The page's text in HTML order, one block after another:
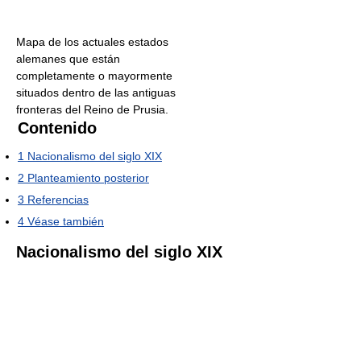
Mapa de los actuales estados
alemanes que están
completamente o mayormente
situados dentro de las antiguas
fronteras del Reino de Prusia.
Contenido
1 Nacionalismo del siglo XIX
2 Planteamiento posterior
3 Referencias
4 Véase también
Nacionalismo del siglo XIX